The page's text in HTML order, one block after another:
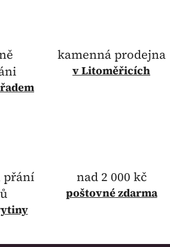
kamenná prodejna
v Litoměřicích
přání
nad 2 000 kč
poštovnézdarma